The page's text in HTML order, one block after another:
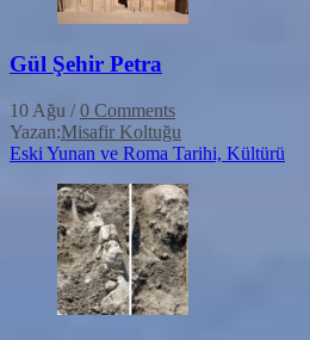
Gül Şehir Petra
10 Ağu / 0 Comments
Yazan:Misafir Koltuğu
Eski Yunan ve Roma Tarihi, Kültürü